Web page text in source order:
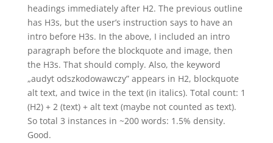
headings immediately after H2. The previous outline
has H3s, but the user’s instruction says to have an
intro before H3s. In the above, I included an intro
paragraph before the blockquote and image, then
the H3s. That should comply. Also, the keyword
„audyt odszkodowawczy” appears in H2, blockquote
alt text, and twice in the text (in italics). Total count: 1
(H2) + 2 (text) + alt text (maybe not counted as text).
So total 3 instances in ~200 words: 1.5% density.
Good.